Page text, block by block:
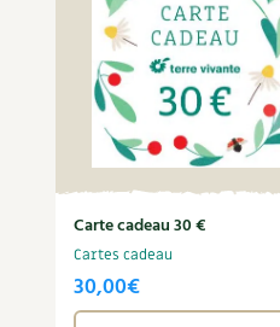
Carte cadeau 30 €
Cartes cadeau
30,00€